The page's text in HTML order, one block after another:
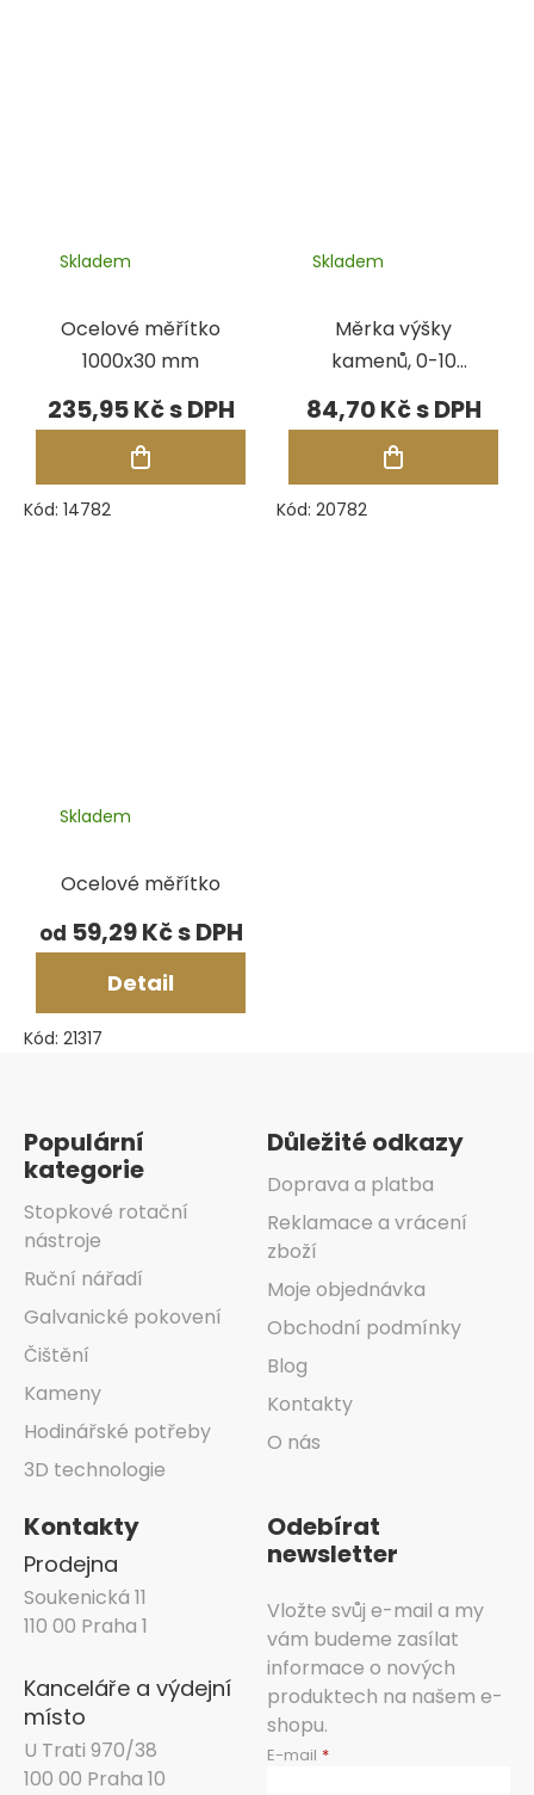
Ocelové měřítko
1000x30 mm
Skladem
235,95 Kč
Kód: 14782
Měrka výšky
kamenů, 0-10
mm
Skladem
84,70 Kč
Kód: 20782
Ocelové měřítko
Skladem
od 59,29 Kč
Detail
Kód: 21317
Populární
kategorie
Stopkové rotační
nástroje
Ruční nářadí
Galvanické pokovení
Čištění
Kameny
Hodinářské potřeby
3D technologie
Důležité odkazy
Doprava a platba
Reklamace a vrácení
zboží
Moje objednávka
Obchodní podmínky
Blog
Kontakty
O nás
Kontakty
Prodejna
Soukenická 11
110 00 Praha 1
Kanceláře a výdejní
místo
U Trati 970/38
100 00 Praha 10
Odebírat
newsletter
Vložte svůj e-mail a my
vám budeme zasílat
informace o nových
produktech na našem e-
shopu.
E-mail